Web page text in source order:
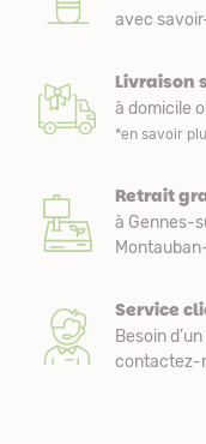
avec
Livraison
à domicile
*en savoir
Retrait
à Gennes-
Service
Besoin
contactez-